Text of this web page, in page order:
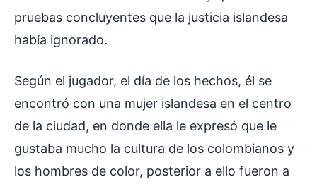
pruebas concluyentes que la justicia islandesa
había ignorado.
Según el jugador, el día de los hechos, él se
encontró con una mujer islandesa en el centro
de la ciudad, en donde ella le expresó que le
gustaba mucho la cultura de los colombianos y
los hombres de color, posterior a ello fueron a